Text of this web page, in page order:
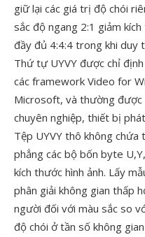
giữ lại các giá trị độ chói
sắc độ ngang 2:1 giảm
đầy đủ 4:4:4 trong khi duy
Thứ tự UYVY được chỉ
các framework Video for
Microsoft, và thường
chuyên nghiệp, thiết bị
Tệp UYVY thô không
phẳng các bộ bốn byte
kích thước hình ảnh. Lấy
phân giải không gian thấp
người đối với màu sắc so
độ chói ở tần số không